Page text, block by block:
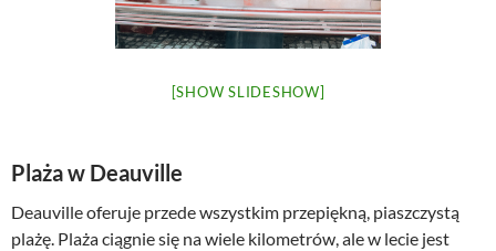
[SHOW SLIDESHOW]
Plaża w Deauville
Deauville oferuje przede wszystkim przepiękną, piaszczystą
plażę. Plaża ciągnie się na wiele kilometrów, ale w lecie jest